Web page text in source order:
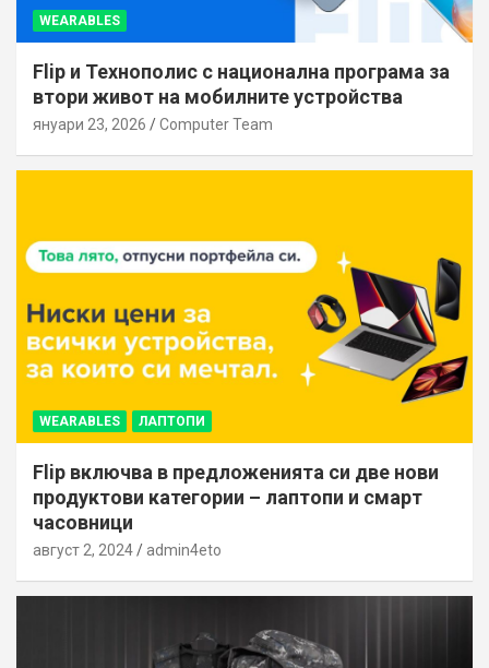
WEARABLES
Flip и Технополис с национална програма за
втори живот на мобилните устройства
януари 23, 2026 Computer Team
WEARABLES ЛАПТОПИ
Flip включва в предложенията си две нови
продуктови категории – лаптопи и смарт
часовници
август 2, 2024 admin4eto